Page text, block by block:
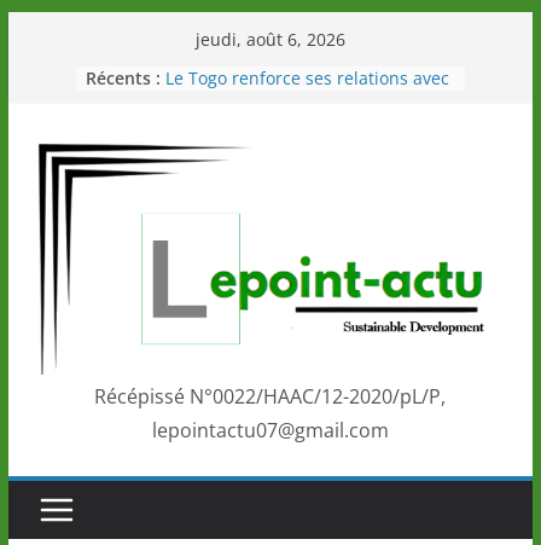
jeudi, août 6, 2026
Récents : Le Togo renforce ses relations avec
Éléphants en Côte d’Ivoire
LOTO DETENTE”, un nouveau tirage
marque de confiance au Togo sur
la scène internationale au-delà des
performances de ses athlètes
Togo: Que retenir de la politique
éducation et de l’ambition de
Récépissé N°0022/HAAC/12-2020/pL/P,
lepointactu07@gmail.com